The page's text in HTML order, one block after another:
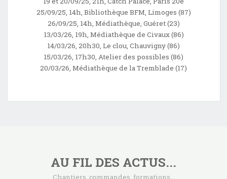
25/09/25, 14h, Bibliothèque BFM, Limoges (87)
26/09/25, 14h, Médiathèque, Guéret (23)
13/03/26, 19h, Médiathèque de Civaux (86)
14/03/26, 20h30, Le clou, Chauvigny (86)
15/03/26, 17h30, Atelier des possibles (86)
20/03/26, Médiathèque de la Tremblade (17)
AU FIL DES ACTUS...
Chantiers, commandes, formations…